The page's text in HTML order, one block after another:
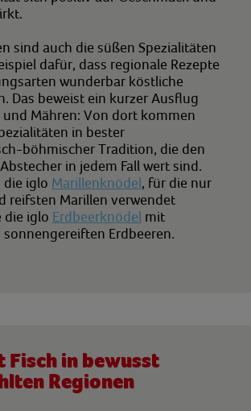
sind auch die süßen Spezialitäten
dafür, dass regionale Rezepte
wunderbar köstliche
Das beweist ein kurzer Ausflug
und Mähren: Von dort kommen
in bester
böhmischer Tradition, die den
in jedem Fall wert sind.
die iglo Marillenknödel, für die nur
reifsten Marillen verwendet
die iglo Erdbeerknödel mit
Erdbeeren.
in bewusst
Regionen